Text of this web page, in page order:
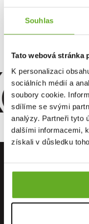
Souhlas
Tato webová stránka
K personalizaci
sociálních médií a
soubory cookie.
sdílíme se svými
analýzy. Partneři tyto
dalšími informacemi,
získali v důsledku
PRIAMO OD